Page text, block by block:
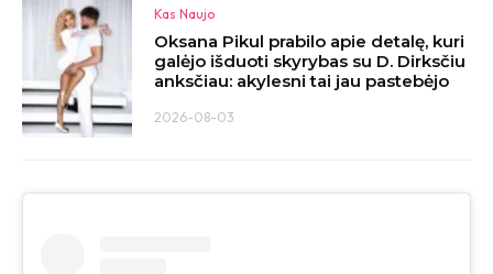
Kas Naujo
Oksana Pikul prabilo apie detalę, kuri
galėjo išduoti skyrybas su D. Dirksčiu
anksčiau: akylesni tai jau pastebėjo
2026-08-03